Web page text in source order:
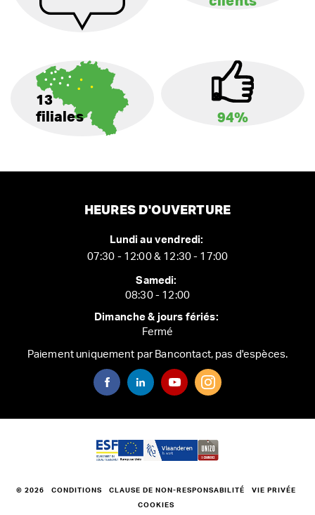
13
filiales
94%
HEURES D'OUVERTURE
Lundi au vendredi:
07:30 - 12:00 & 12:30 - 17:00
Samedi:
08:30 - 12:00
Dimanche & jours fériés:
Fermé
Paiement uniquement par Bancontact, pas d'espèces.
© 2026 CONDITIONS CLAUSE DE NON-RESPONSABILITÉ VIE PRIVÉE
COOKIES